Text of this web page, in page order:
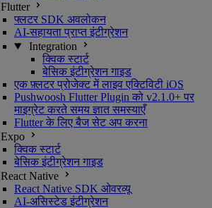
Flutter
फ्लटर SDK अवलोकन
AI-सहायता प्राप्त इंटीग्रेशन
Integration
क्विक स्टार्ट
बेसिक इंटीग्रेशन गाइड
एक फ़्लटर प्रोजेक्ट में लाइव एक्टिविटी iOS
Pushwoosh Flutter Plugin को v2.1.0+ पर
माइग्रेट करते समय ज्ञात समस्याएँ
Flutter के लिए बैज सेट अप करना
Expo
क्विक स्टार्ट
बेसिक इंटीग्रेशन गाइड
React Native
React Native SDK ओवरव्यू
AI-असिस्टेड इंटीग्रेशन